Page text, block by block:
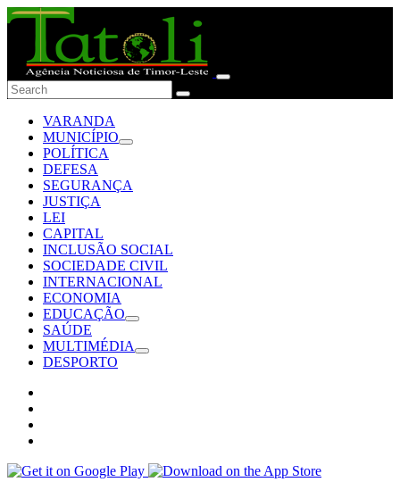
VARANDA
MUNICÍPIO
POLÍTICA
DEFESA
SEGURANÇA
JUSTIÇA
LEI
CAPITAL
INCLUSÃO SOCIAL
SOCIEDADE CIVIL
INTERNACIONAL
ECONOMIA
EDUCAÇÃO
SAÚDE
MULTIMÉDIA
DESPORTO